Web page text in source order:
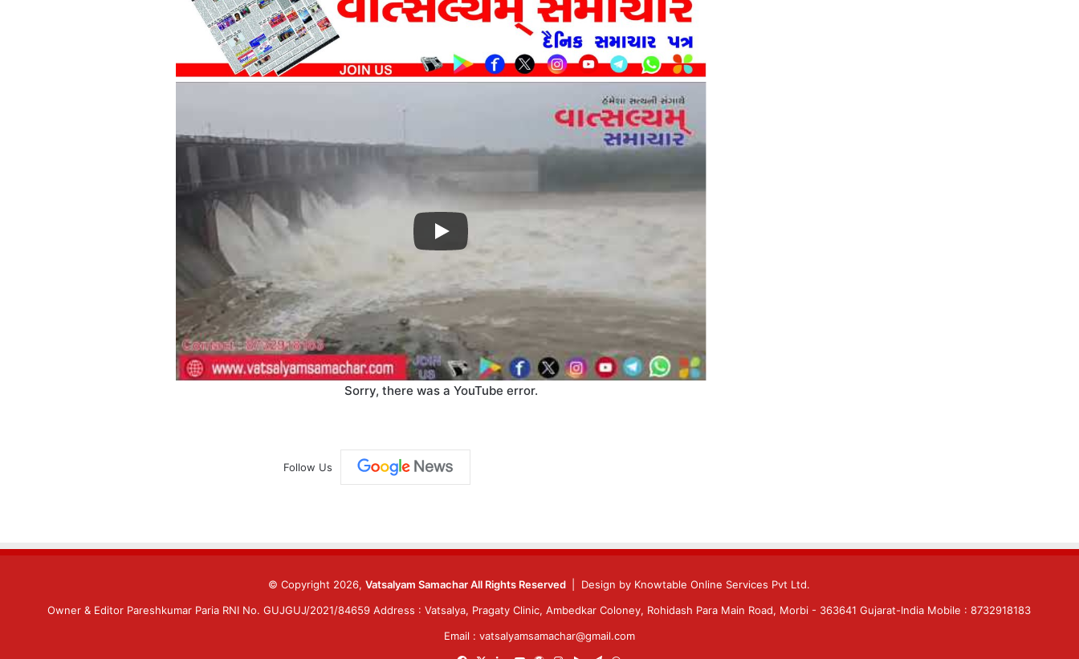
Sorry, there was a YouTube error.
Follow Us
© Copyright 2026,Vatsalyam Samachar All Rights Reserved | Design by Knowtable Online Services Pvt Ltd.
Owner & Editor Pareshkumar Paria RNI No. GUJGUJ/2021/84659 Address : Vatsalya, Pragaty Clinic, Ambedkar Coloney, Rohidash Para Main Road, Morbi - 363641 Gujarat-India Mobile : 8732918183
Email : vatsalyamsamachar@gmail.com